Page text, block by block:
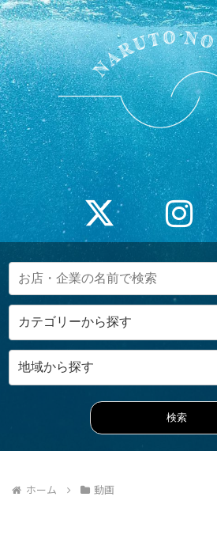
ホーム 動画